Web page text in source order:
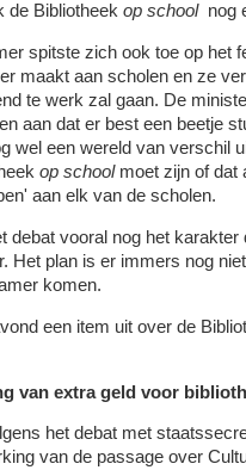
de Bibliotheek op school nog
spitste zich ook toe op het
maakt aan scholen en ze
te werk zal gaan. De
aan dat er best een beetje
wel een wereld van verschil
op school moet zijn of dat
aan elk van de scholen.
debat vooral nog het
Het plan is er immers nog
komen.
een item uit over de
van extra geld voor
het debat met
van de passage over